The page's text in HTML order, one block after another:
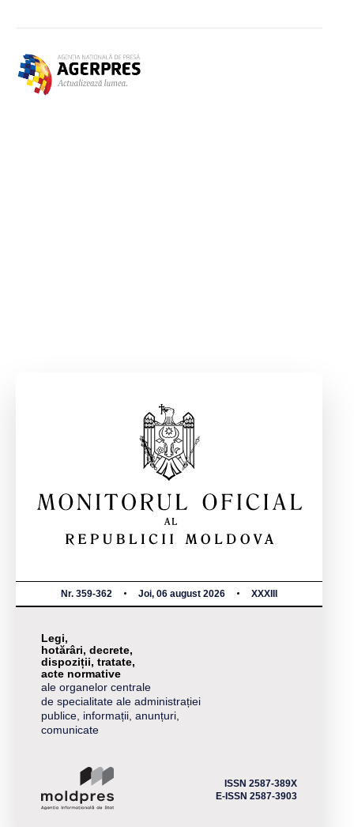
Nr. 359-362 Joi, 06 august 2026 XXXIII
Legi,
hotărâri, decrete,
dispoziții, tratate,
acte normative
ale organelor centrale
de specialitate ale administrației
publice, informații, anunțuri,
comunicate
ISSN 2587-389X
E-ISSN 2587-3903